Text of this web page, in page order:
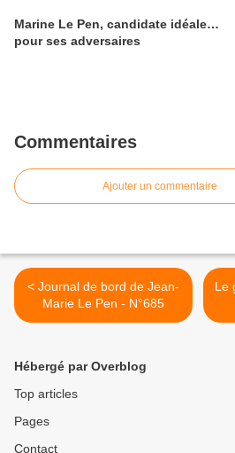
Marine Le Pen, candidate idéale…
pour ses adversaires
Commentaires
Ajouter un commentaire
< Journal de bord de Jean-
Marie Le Pen - N°685
Le
Hébergé par Overblog
Top articles
Pages
Contact